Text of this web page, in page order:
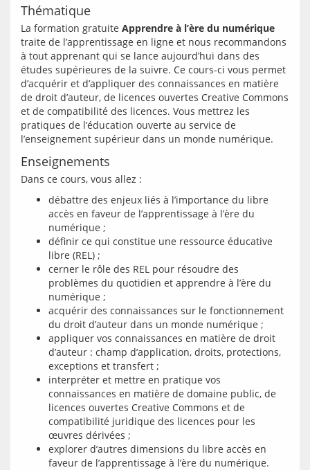
Thématique
La formation gratuite Apprendre à l’ère du numérique
traite de l’apprentissage en ligne et nous recommandons
à tout apprenant qui se lance aujourd’hui dans des
études supérieures de la suivre. Ce cours-ci vous permet
d’acquérir et d’appliquer des connaissances en matière
de droit d’auteur, de licences ouvertes Creative Commons
et de compatibilité des licences. Vous mettrez les
pratiques de l’éducation ouverte au service de
Enseignements
débattre des enjeux liés à l’importance du libre
accès en faveur de l’apprentissage à l’ère du
numérique ;
définir ce qui constitue une ressource éducative
libre (REL) ;
cerner le rôle des REL pour résoudre des
problèmes du quotidien et apprendre à l’ère du
numérique ;
acquérir des connaissances sur le fonctionnement
du droit d’auteur dans un monde numérique ;
appliquer vos connaissances en matière de droit
d’auteur : champ d’application, droits, protections,
exceptions et transfert ;
interpréter et mettre en pratique vos
connaissances en matière de domaine public, de
licences ouvertes Creative Commons et de
compatibilité juridique des licences pour les
œuvres dérivées ;
explorer d’autres dimensions du libre accès en
faveur de l’apprentissage à l’ère du numérique.